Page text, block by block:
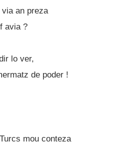
an preza
avia ?
lo ver,
de poder !
mou conteza